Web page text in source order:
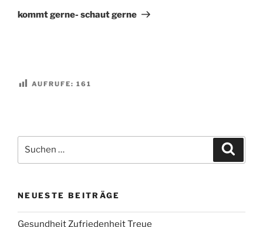
Beitrag
kommt gerne- schaut gerne
AUFRUFE: 161
nach:
NEUESTE BEITRÄGE
Gesundheit Zufriedenheit Treue